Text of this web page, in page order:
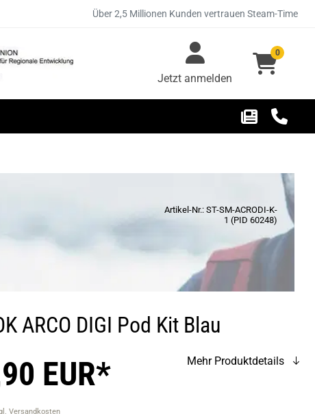
Über 2,5 Millionen Kunden vertrauen Steam-Time
Jetzt anmelden
0
Artikel-Nr.: ST-SM-ACRODI-K-
1 (PID 60248)
ARCO DIGI Pod Kit Blau
EUR*
Versandkosten
Mehr Produktdetails